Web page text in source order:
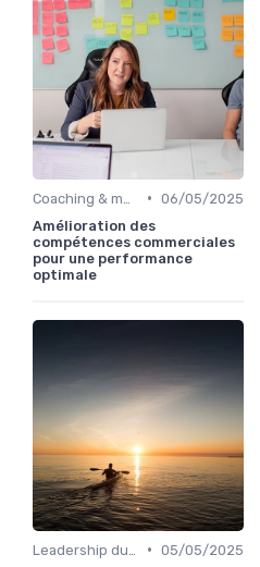
• 06/05/2025
Amélioration des
compétences commerciales
pour une performance
optimale
• 05/05/2025